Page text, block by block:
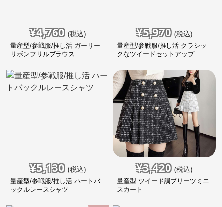
¥4,760 (税込)
量産型/参戦服/推し活 ガーリー
リボンフリルブラウス
¥5,970 (税込)
量産型/参戦服/推し活 クラシッ
クなツイードセットアップ
¥5,130 (税込)
量産型/参戦服/推し活 ハートバ
ックルレースシャツ
¥3,420 (税込)
量産型 ツイード調プリーツミニ
スカート